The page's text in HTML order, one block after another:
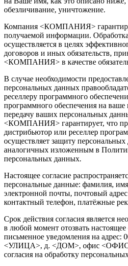
обезличивание, уничтожение.
Компания <КОМПАНИЯ>
получаемой информации.
осуществляется в целях
договоров и иных обязательств,
<КОМПАНИЯ> в качестве
В случае необходимости
персональных данных
реселлеру программного
программного обеспечения на ваше
передачу ваших персональных
<КОМПАНИЯ> гарантирует, что
дистрибьютор или реселлер
осуществляет защиту
аналогичных изложенным в
персональных данных.
Настоящее согласие
персональные данные: фамилия, имя
электронной почты, почтовый адрес
контактный телефон, платёжные
Срок действия согласия является
в любой момент отозвать настоящее
письменное уведомления на адрес:
<УЛИЦА>, д. <ДОМ>, офис
согласия на обработку